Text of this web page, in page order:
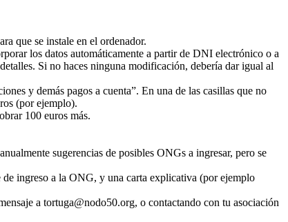
que se instale en el ordenador.
los datos automáticamente a partir de DNI electrónico o a
Si no haces ninguna modificación, debería dar igual al
y demás pagos a cuenta”. En una de las casillas que no
(por ejemplo).
100 euros más.
sugerencias de posibles ONGs a ingresar, pero se
ingreso a la ONG, y una carta explicativa (por ejemplo
a tortuga@nodo50.org, o contactando con tu asociación